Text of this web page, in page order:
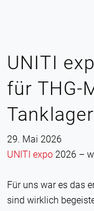
UNITI
für THG-
Tanklager
29. Mai 2026
UNITI expo 2026 –
Für uns war es das
sind wirklich